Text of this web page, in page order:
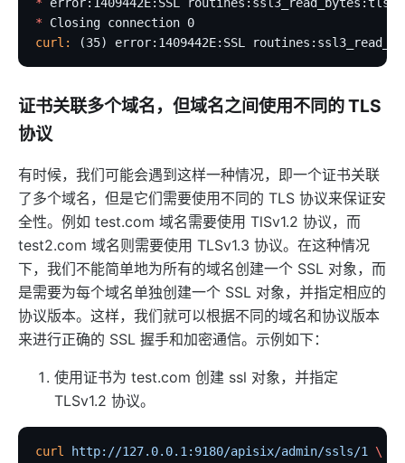
HTTP3 协议
升级指南
* Closing connection 0
curl:
(35) error:1409442E:SSL
证书关联多个域名，但域名之间使用不同的 TLS
协议
有时候，我们可能会遇到这样一种情况，即一个证书关联
了多个域名，但是它们需要使用不同的 TLS 协议来保证安
全性。例如 test.com 域名需要使用 TlSv1.2 协议，而
test2.com 域名则需要使用 TLSv1.3 协议。在这种情况
下，我们不能简单地为所有的域名创建一个 SSL 对象，而
是需要为每个域名单独创建一个 SSL 对象，并指定相应的
协议版本。这样，我们就可以根据不同的域名和协议版本
来进行正确的 SSL 握手和加密通信。示例如下：
使用证书为 test.com 创建 ssl 对象，并指定
TLSv1.2 协议。
curl http://127.0.0.1:9180/apisix/admin/ssls/1 \